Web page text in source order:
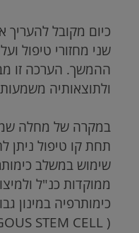
כיום מקובל להעריך
שני מחזורי טיפול
ההמשך. הערכה זו
ולתוצאותיה
במקרה של מחלה
תחת קו טיפול ניתן
שימוש במשלב
ממוקדות כנ"ל
כימותרפיה במינון
STEM CELL )